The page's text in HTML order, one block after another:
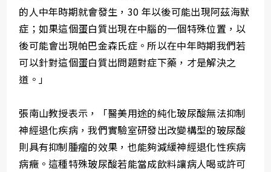
的人中年時期就會發生，30 年以後可能出現阿茲海默
症；如果這個蛋白質出現在中腦的一個特殊位置，以
後可能會出現帕巴金森氏症。所以在中年時期我們若
可以針對這個蛋白質出問題對症下藥，才是解決之
道。」
張南山教授表示，「醫美用途的純化玻尿酸無法抑制
神經退化疾病，我們實驗室研發出改變構型的玻尿酸
則具有抑制腫瘤的效果，也能夠減緩神經退化性疾病
病癥。這種特殊玻尿酸若能當成飲料讓病人喝或許可